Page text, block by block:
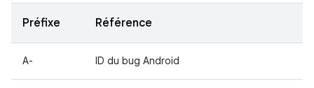
Préfixe Référence
A- ID du bug Android